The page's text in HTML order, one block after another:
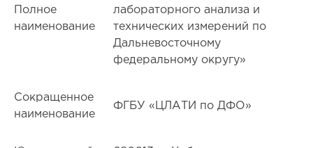
Полное
наименование
лабораторного анализа и
технических измерений по
Дальневосточному
федеральному округу»
Сокращенное
наименование
ФГБУ «ЦЛАТИ по ДФО»